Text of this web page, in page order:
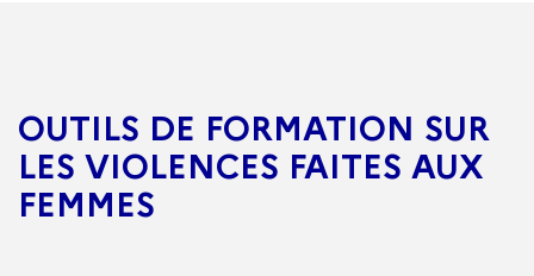
OUTILS DE FORMATION SUR
LES VIOLENCES FAITES AUX
FEMMES